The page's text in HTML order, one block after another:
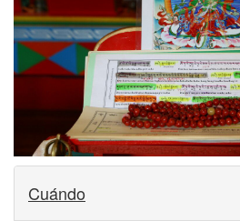
Cuándo